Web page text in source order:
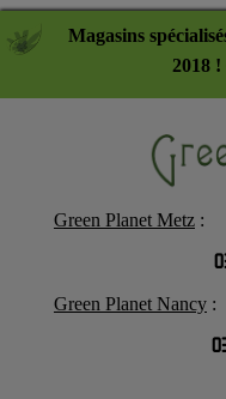
Magasins
2018
Green Planet Metz :
Green Planet Nancy :